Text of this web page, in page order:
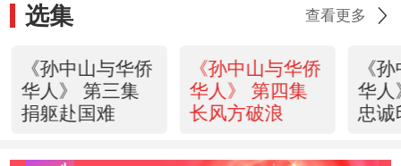
选集 查看更多
《孙中山与华侨
华人》 第三集
捐躯赴国难
《孙中山与华侨
华人》 第四集
长风方破浪
《
华人
忠诚